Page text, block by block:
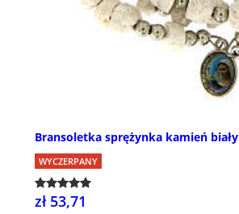
Bransoletka sprężynka kamień biały
WYCZERPANY
zł 53,71